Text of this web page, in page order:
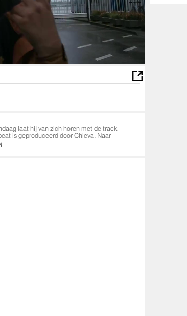
laat hij van zich horen met de track
is geproduceerd door Chieva. Naar